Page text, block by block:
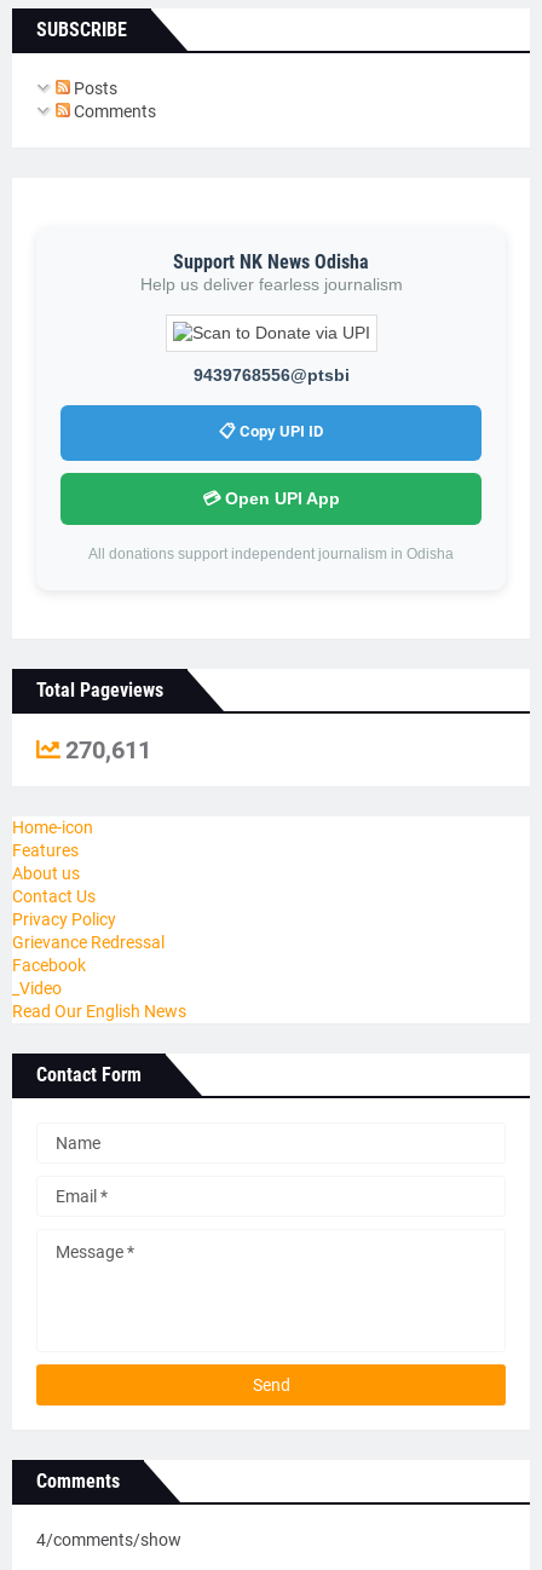
SUBSCRIBE
Posts
Comments
Support NK News Odisha
Help us deliver fearless journalism
9439768556@ptsbi
📋 Copy UPI ID
💳 Open UPI App
All donations support independent journalism in Odisha
Total Pageviews
270,611
Home-icon
Features
About us
Contact Us
Privacy Policy
Grievance Redressal
Facebook
_Video
Read Our English News
Contact Form
Comments
4/comments/show